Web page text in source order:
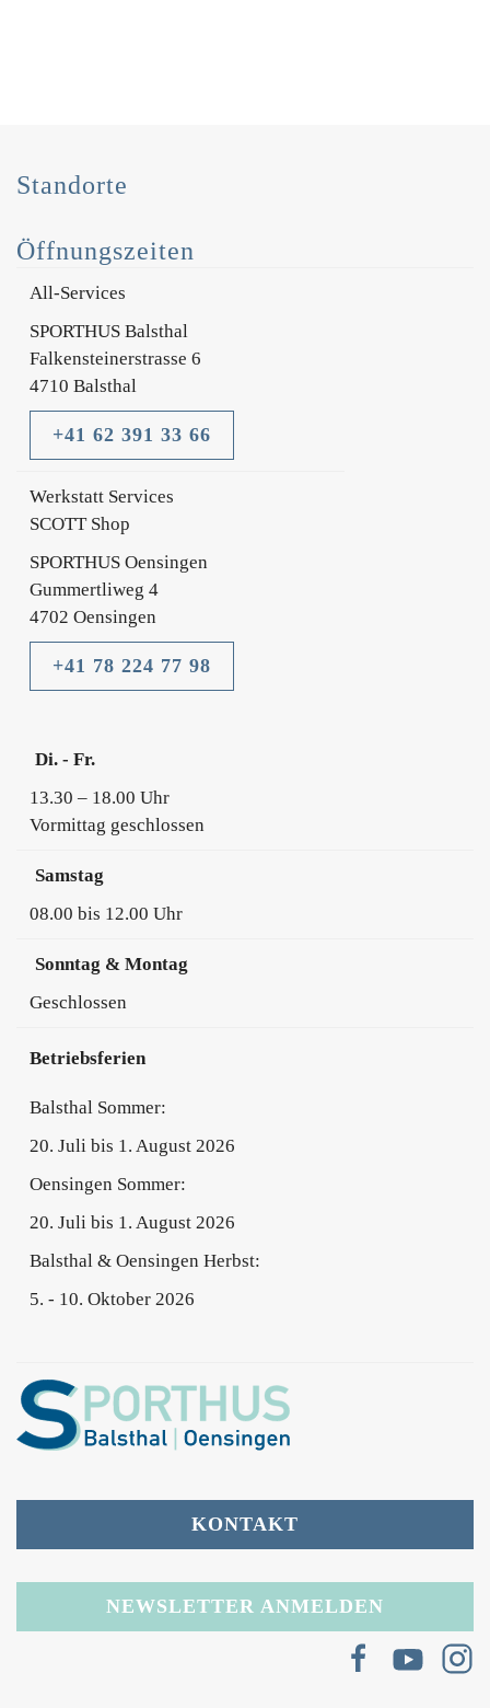
Standorte
Öffnungszeiten
All-Services
SPORTHUS Balsthal
Falkensteinerstrasse 6
4710 Balsthal
+41 62 391 33 66
Werkstatt Services
SCOTT Shop
SPORTHUS Oensingen
Gummertliweg 4
4702 Oensingen
+41 78 224 77 98
Di. - Fr.
13.30 – 18.00 Uhr
Vormittag geschlossen
Samstag
08.00 bis 12.00 Uhr
Sonntag & Montag
Geschlossen
Betriebsferien
Balsthal Sommer:
20. Juli bis 1. August 2026
Oensingen Sommer:
20. Juli bis 1. August 2026
Balsthal & Oensingen Herbst:
5. - 10. Oktober 2026
KONTAKT
NEWSLETTER ANMELDEN